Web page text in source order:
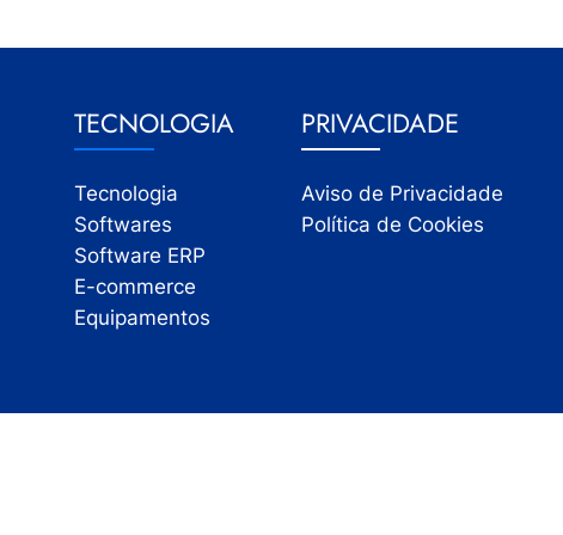
TECNOLOGIA
Tecnologia
Softwares
Software ERP
E-commerce
Equipamentos
PRIVACIDADE
Aviso de Privacidade
Política de Cookies